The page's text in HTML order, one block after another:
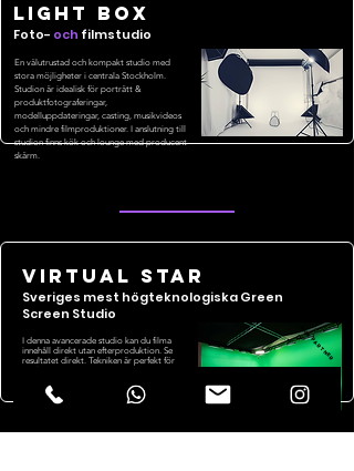
light box
Foto- och filmstudio
En välutrustad och kompakt studio med
stora möjligheter i centrala Stockholm.
Studion är idealisk för porträtt &
produktfotograferingar,
modelluppdateringar, casting, musikvideos
och mindre filmproduktioner. I anslutning till
studion finns kök och lounge med producent
skärm.
Virtual star
Sveriges mest högteknologiska Green
Screen Studio
I denna avancerade studio kan du filma
innehåll direkt utan efterproduktion. Se
resultatet direkt. Tekniken är perfekt för
egentligen vilken typ av singel- eller
multikameraproduktion som helst.
HUR PARTNER